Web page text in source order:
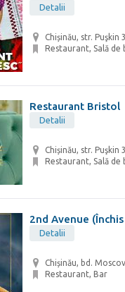
Detalii
Chișinău, str. Puşkin
Restaurant, Sală de
Restaurant Bristol
Detalii
Chișinău, str.
Restaurant, Sală de
2nd Avenue
Detalii
Chișinău, bd.
Restaurant, Bar